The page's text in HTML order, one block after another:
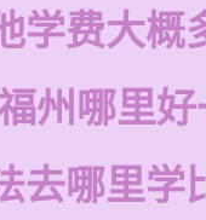
学费大概
州哪里
去哪里学